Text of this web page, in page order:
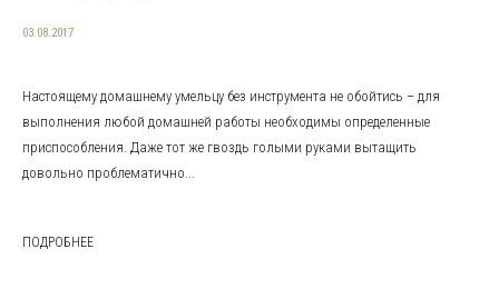
03.08.2017
Настоящему домашнему умельцу без инструмента не обойтись – для
выполнения любой домашней работы необходимы определенные
приспособления. Даже тот же гвоздь голыми руками вытащить
довольно проблематично...
ПОДРОБНЕЕ